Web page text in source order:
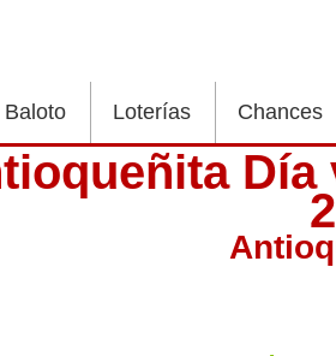
Baloto Loterías Chances
Día